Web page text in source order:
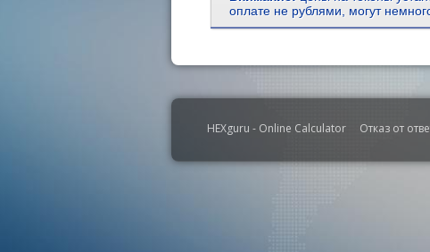
оплате не рублями, могут
HEXguru - Online Calculator Отказ от